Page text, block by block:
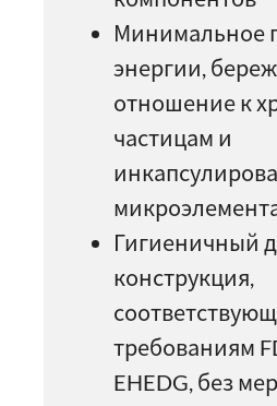
Минимальное
энергии,
отношение к
частицам и
Гигиеничный
конструкция,
требованиям
EHEDG, без